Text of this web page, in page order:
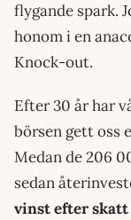
flygande spark.
honom i en
Knock-out.
Efter 30 år har
börsen gett oss
Medan de 206
sedan
vinst efter skatt